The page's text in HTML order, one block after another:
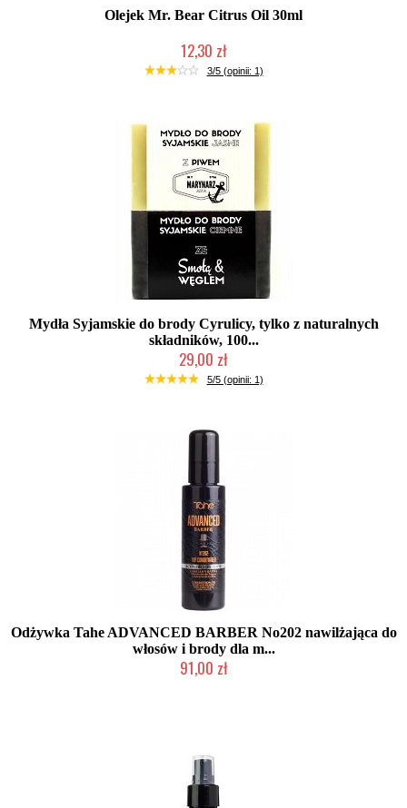
Olejek Mr. Bear Citrus Oil 30ml
12,30 zł
Produkt wycofany
3/5 (opinii: 1)
Mydła Syjamskie do brody Cyrulicy, tylko z naturalnych
składników, 100...
29,00 zł
Produkt wycofany
5/5 (opinii: 1)
Odżywka Tahe ADVANCED BARBER No202 nawilżająca do
włosów i brody dla m...
91,00 zł